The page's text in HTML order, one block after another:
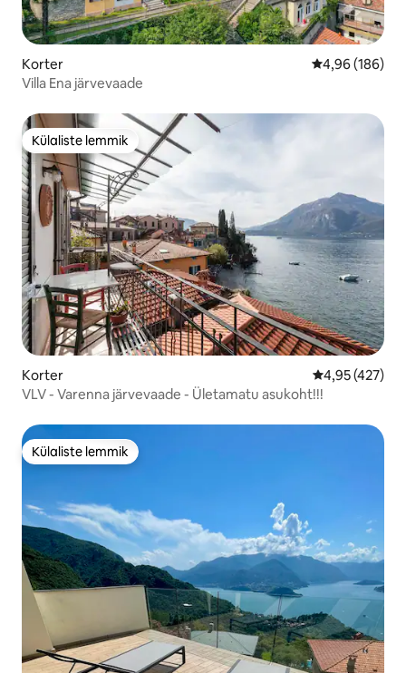
Korter Keskmine
4,96 (186)
Villa Ena järvevaade
Külaliste lemmik
Külaliste lemmik
Korter Keskmine
4,95 (427)
VLV - Varenna järvevaade - Ületamatu asukoht!!!
Külaliste lemmik
Külaliste lemmik